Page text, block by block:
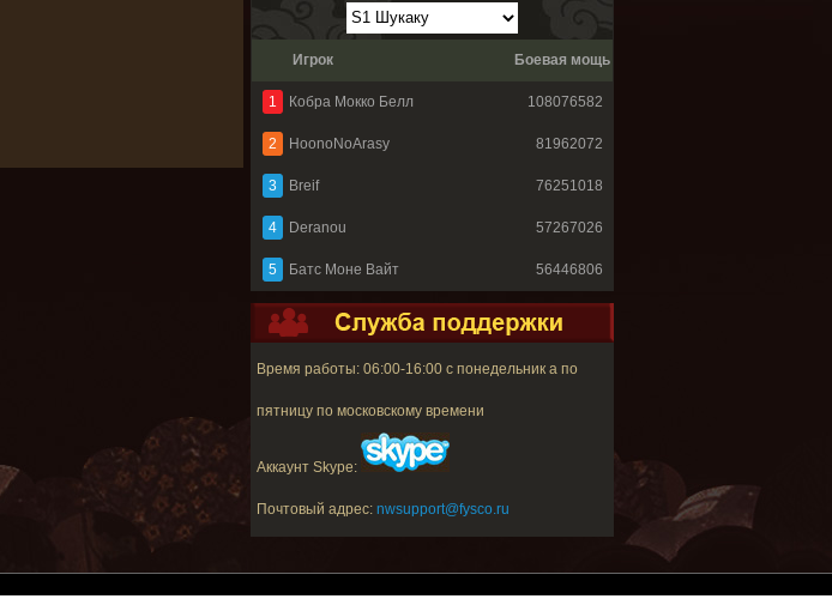
Игрок Боевая мощь
1 Кобра Мокко Белл 108076582
2 HoonoNoArasy 81962072
3 Breif 76251018
4 Deranou 57267026
5 Батс Моне Вайт 56446806
Время работы: 06:00-16:00 с понедельник а по
пятницу по московскому времени
Аккаунт Skype:
Почтовый адрес: nwsupport@fysco.ru